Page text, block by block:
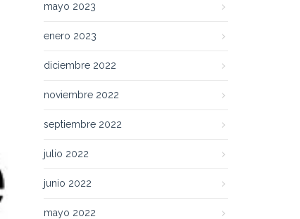
mayo 2023
enero 2023
diciembre 2022
noviembre 2022
septiembre 2022
julio 2022
junio 2022
mayo 2022